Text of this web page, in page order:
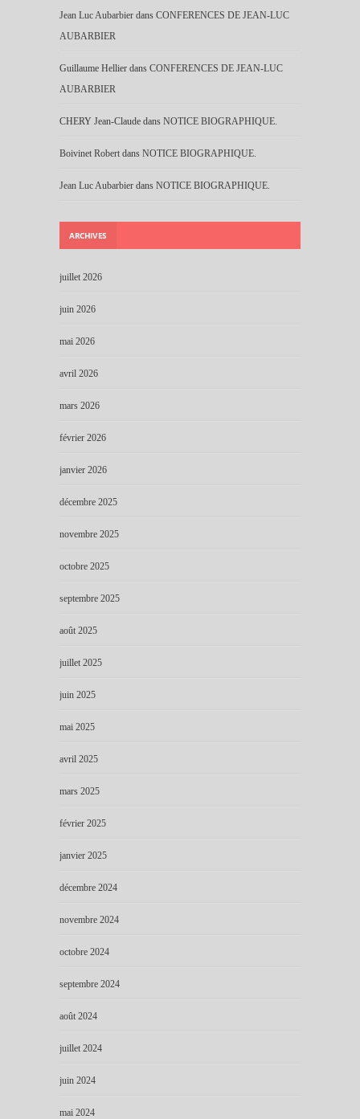
Jean Luc Aubarbier dans CONFERENCES DE JEAN-LUC
AUBARBIER
Guillaume Hellier dans CONFERENCES DE JEAN-LUC
AUBARBIER
CHERY Jean-Claude dans NOTICE BIOGRAPHIQUE.
Boivinet Robert dans NOTICE BIOGRAPHIQUE.
Jean Luc Aubarbier dans NOTICE BIOGRAPHIQUE.
ARCHIVES
juillet 2026
juin 2026
mai 2026
avril 2026
mars 2026
février 2026
janvier 2026
décembre 2025
novembre 2025
octobre 2025
septembre 2025
août 2025
juillet 2025
juin 2025
mai 2025
avril 2025
mars 2025
février 2025
janvier 2025
décembre 2024
novembre 2024
octobre 2024
septembre 2024
août 2024
juillet 2024
juin 2024
mai 2024